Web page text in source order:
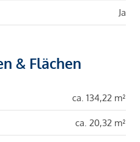
Ja
& Flächen
ca. 134,22 m²
ca. 20,32 m²